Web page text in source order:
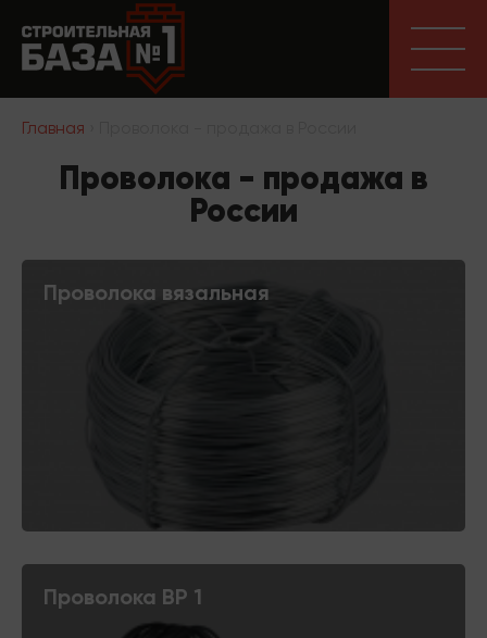
Главная
Проволока - продажа в
России
Проволока вязальная
Проволока ВР 1